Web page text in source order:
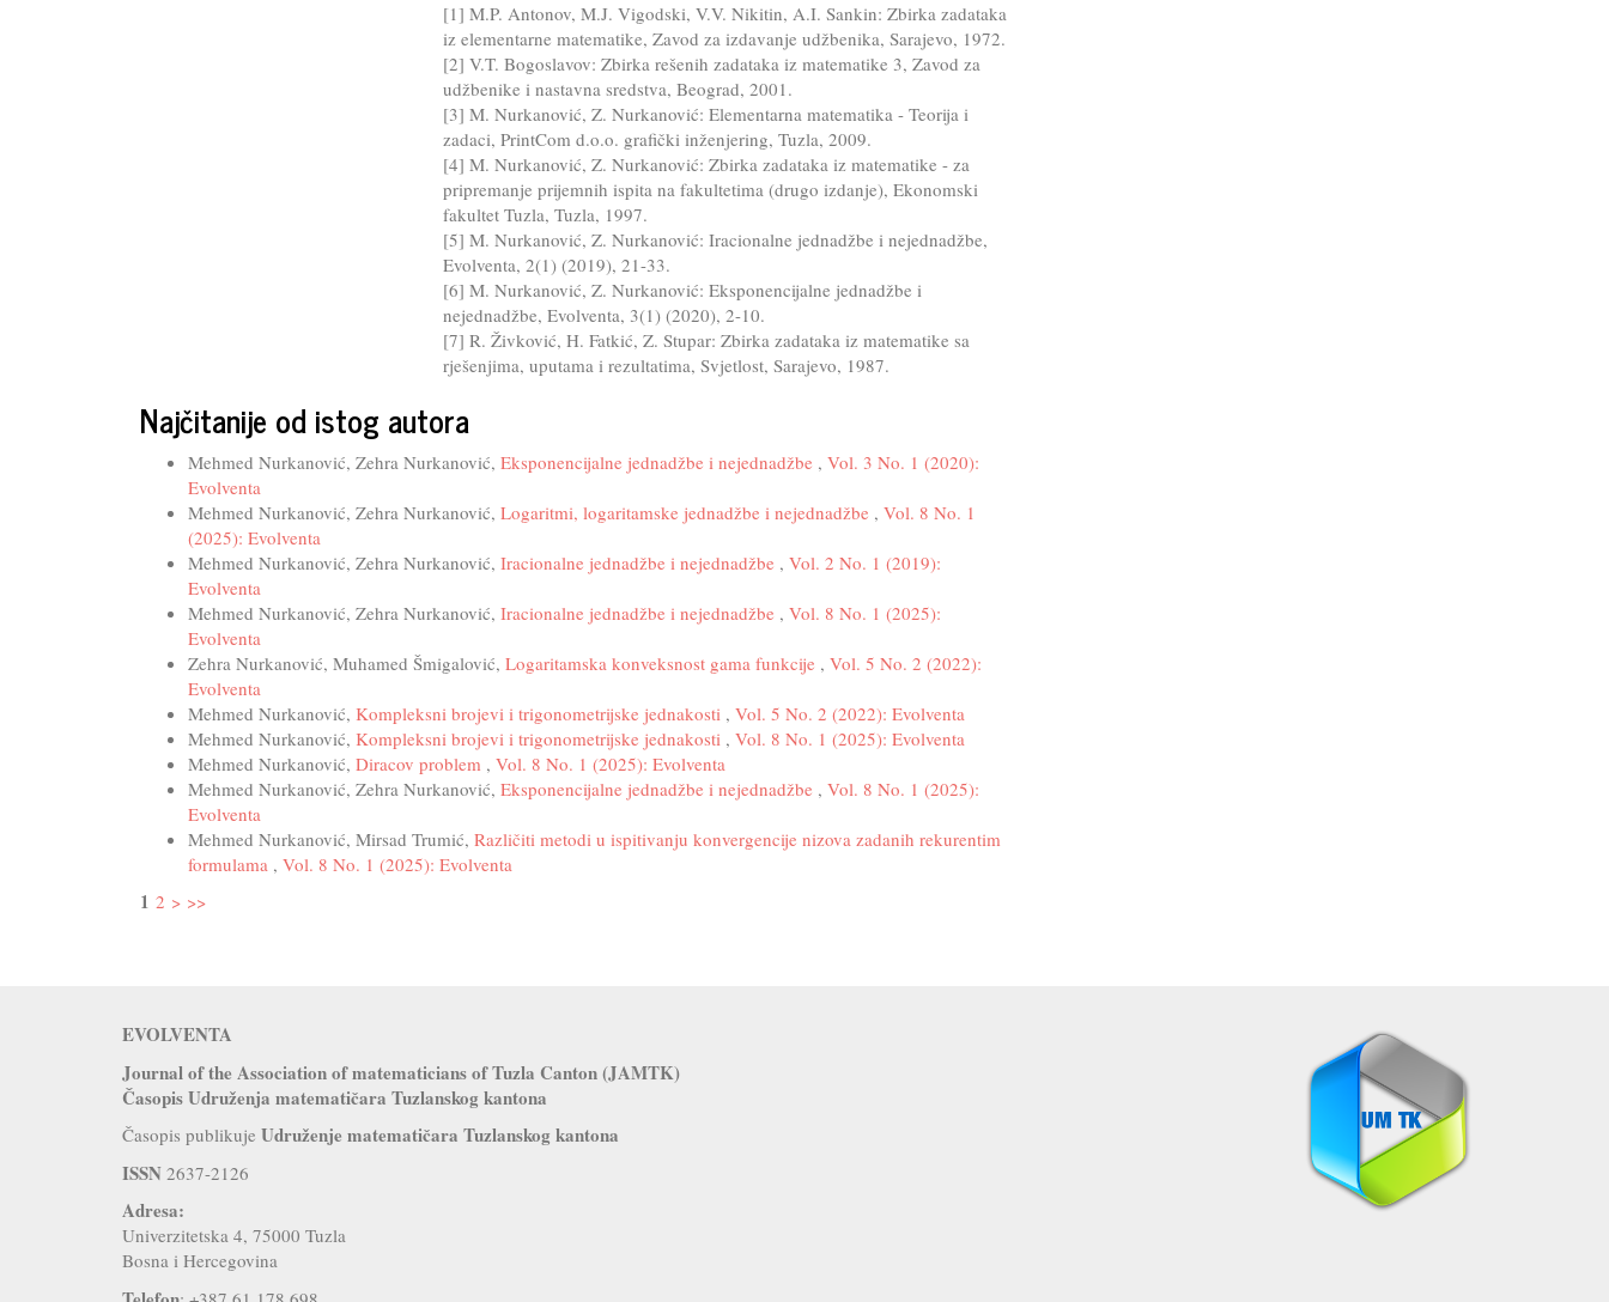
[1] M.P. Antonov, M.J. Vigodski, V.V. Nikitin, A.I. Sankin: Zbirka zadataka
iz elementarne matematike, Zavod za izdavanje udžbenika, Sarajevo, 1972.
[2] V.T. Bogoslavov: Zbirka rešenih zadataka iz matematike 3, Zavod za
udžbenike i nastavna sredstva, Beograd, 2001.
[3] M. Nurkanović, Z. Nurkanović: Elementarna matematika - Teorija i
zadaci, PrintCom d.o.o. grafički inženjering, Tuzla, 2009.
[4] M. Nurkanović, Z. Nurkanović: Zbirka zadataka iz matematike - za
pripremanje prijemnih ispita na fakultetima (drugo izdanje), Ekonomski
fakultet Tuzla, Tuzla, 1997.
[5] M. Nurkanović, Z. Nurkanović: Iracionalne jednadžbe i nejednadžbe,
Evolventa, 2(1) (2019), 21-33.
[6] M. Nurkanović, Z. Nurkanović: Eksponencijalne jednadžbe i
nejednadžbe, Evolventa, 3(1) (2020), 2-10.
[7] R. Živković, H. Fatkić, Z. Stupar: Zbirka zadataka iz matematike sa
rješenjima, uputama i rezultatima, Svjetlost, Sarajevo, 1987.
Najčitanije od istog autora
Mehmed Nurkanović, Zehra Nurkanović, Eksponencijalne jednadžbe i nejednadžbe , Vol. 3 No. 1 (2020):
Evolventa
Mehmed Nurkanović, Zehra Nurkanović, Logaritmi, logaritamske jednadžbe i nejednadžbe , Vol. 8 No. 1
(2025): Evolventa
Mehmed Nurkanović, Zehra Nurkanović, Iracionalne jednadžbe i nejednadžbe , Vol. 2 No. 1 (2019):
Evolventa
Mehmed Nurkanović, Zehra Nurkanović, Iracionalne jednadžbe i nejednadžbe , Vol. 8 No. 1 (2025):
Evolventa
Zehra Nurkanović, Muhamed Šmigalović, Logaritamska konveksnost gama funkcije , Vol. 5 No. 2 (2022):
Evolventa
Mehmed Nurkanović, Kompleksni brojevi i trigonometrijske jednakosti , Vol. 5 No. 2 (2022): Evolventa
Mehmed Nurkanović, Kompleksni brojevi i trigonometrijske jednakosti , Vol. 8 No. 1 (2025): Evolventa
Mehmed Nurkanović, Diracov problem , Vol. 8 No. 1 (2025): Evolventa
Mehmed Nurkanović, Zehra Nurkanović, Eksponencijalne jednadžbe i nejednadžbe , Vol. 8 No. 1 (2025):
Evolventa
Mehmed Nurkanović, Mirsad Trumić, Različiti metodi u ispitivanju konvergencije nizova zadanih rekurentim
formulama , Vol. 8 No. 1 (2025): Evolventa
1 2 > >>
EVOLVENTA
Journal of the Association of matematicians of Tuzla Canton (JAMTK)
Časopis Udruženja matematičara Tuzlanskog kantona
Časopis publikuje Udruženje matematičara Tuzlanskog kantona
ISSN 2637-2126
Adresa:
Univerzitetska 4, 75000 Tuzla
Bosna i Hercegovina